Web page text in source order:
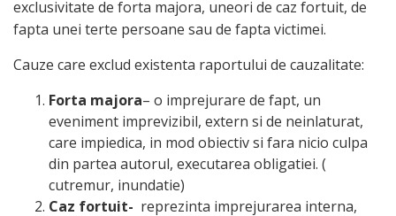
exclusivitate de forta majora, uneori de caz fortuit, de
fapta unei terte persoane sau de fapta victimei.
Cauze care exclud existenta raportului de cauzalitate:
Forta majora– o imprejurare de fapt, un
eveniment imprevizibil, extern si de neinlaturat,
care impiedica, in mod obiectiv si fara nicio culpa
din partea autorul, executarea obligatiei. (
cutremur, inundatie)
Caz fortuit- reprezinta imprejurarea interna,